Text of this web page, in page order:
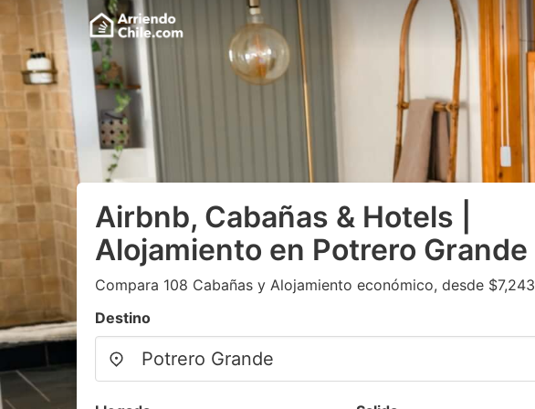
Airbnb, Cabañas & Hotels |
Alojamiento en Potrero Grande
Compara 108 Cabañas y Alojamiento económico, desde $7,243
Destino